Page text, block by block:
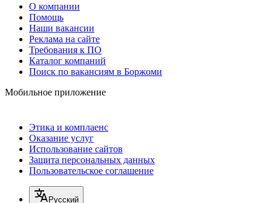
О компании
Помощь
Наши вакансии
Реклама на сайте
Требования к ПО
Каталог компаний
Поиск по вакансиям в Боржоми
Мобильное приложение
Этика и комплаенс
Оказание услуг
Использование сайтов
Защита персональных данных
Пользовательское соглашение
Русский